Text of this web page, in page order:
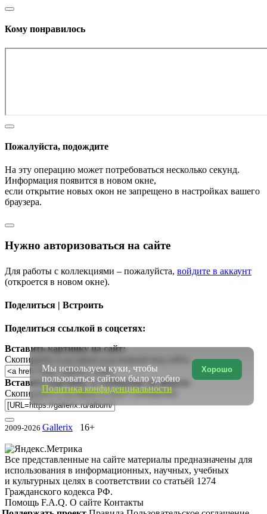
Кому понравилось
Пожалуйста, подождите
На эту операцию может потребоваться несколько секунд.
Информация появится в новом окне,
если открытие новых окон не запрещено в настройках вашего
браузера.
Нужно авторизоваться на сайте
Для работы с коллекциями – пожалуйста, войдите в аккаунт
(откроется в новом окне).
Поделиться | Встроить
Поделиться ссылкой в соцсетях:
Вставить картинку на сайт:
Скопируйте и вставьте в исходный код сайта
Вставить картинку в сообщение на форум:
Скопируйте и вставьте в текст сообщения
2009-2026 Gallerix 16+
Все представленные на сайте материалы предназначены для
использования в информационных, научных, учебных
и культурных целях в соответствии со статьёй 1274
Гражданского кодекса РФ.
Помощь F.A.Q. О сайте Контакты
Хорошо
Мы используем куки, чтобы
пользоваться сайтом было удобно
Политика конфиденциальности